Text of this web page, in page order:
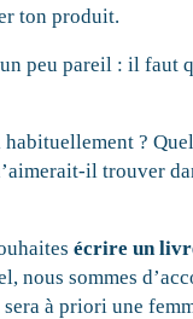
ton produit.
un peu pareil : il faut
?
il trouver
écrire un
nous sommes
à priori une